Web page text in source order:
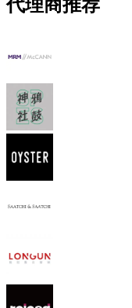
代理商推荐